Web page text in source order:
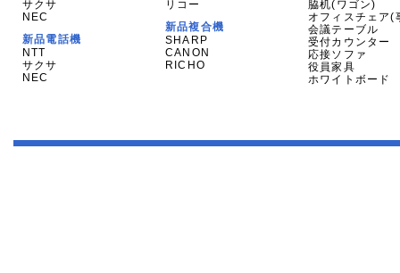
サクサ
NEC
新品電話機
NTT
サクサ
NEC
リコー
新品複合機
SHARP
CANON
RICHO
脇机(ワゴン)
オフィスチェア(
会議テーブル
受付カウンター
応接ソファ
役員家具
ホワイトボード